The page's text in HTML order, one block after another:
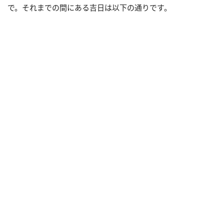
で。それまでの間にある吉日は以下の通りです。